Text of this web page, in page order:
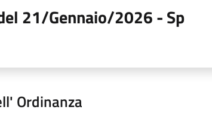
21/Gennaio/2026 - Sp
Ordinanza